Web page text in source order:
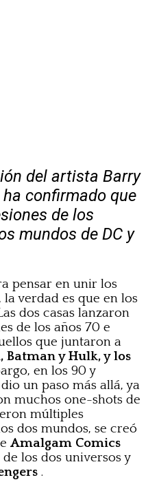
del artista Barry
confirmado que
de los
mundos de DC y
pensar en unir los
la verdad es que en los
dos casas lanzaron
de los años 70 e
que juntaron a
y Hulk, y los
en los 90 y
un paso más allá, ya
muchos one-shots de
múltiples
dos mundos, se creó
Amalgam Comics
los dos universos y
.